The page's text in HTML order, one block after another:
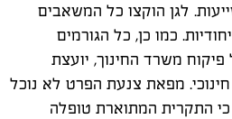
ילדים ישנה גננת ו-3 סייעות. לגן הוקצו כל המשאבים
כמו כן, כל הגורמים
פיקוח משרד החינוך, יועצת
חינוכי. מפאת צנעת הפרט לא נוכל
התקרית המתוארת טופלה